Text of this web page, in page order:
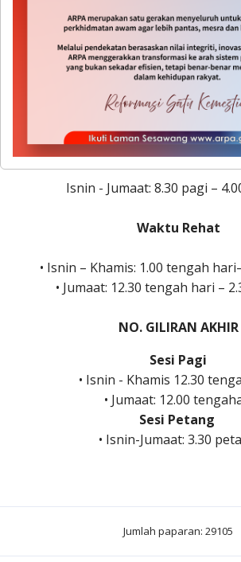
Jumaat: 12.15 tengah hari
NO. GILIRAN AKHIR Sesi
Waktu Operasi Kaunter Bahagian
Pembangunan KeluargaWaktu
Bahagian Perkahwinan dan
Isnin - Jumaat: 8.30 pagi –
Waktu Rehat
• Isnin – Khamis: 1.00 tengah
• Jumaat: 12.30 tengah hari –
NO. GILIRAN AKHIR
Sesi Pagi
• Isnin - Khamis 12.30
• Jumaat: 12.00
Sesi Petang
• Isnin-Jumaat: 3.30
Jumlah paparan: 29105